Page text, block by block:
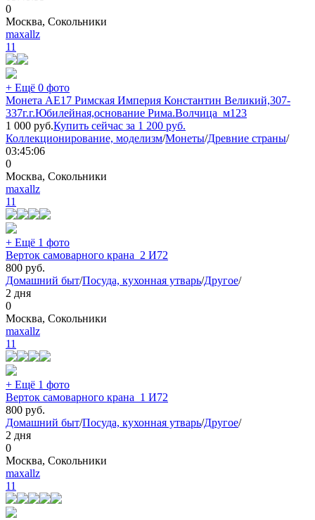
0
Москва, Сокольники
maxallz
11
+ Ещё 0 фото
Монета АЕ17 Римская Империя Константин Великий,307-
337г.г.Юбилейная,основание Рима.Волчица_м123
1 000 руб.Купить сейчас за 1 200 руб.
Коллекционирование, моделизм/Монеты/Древние страны/
03:45:06
0
Москва, Сокольники
maxallz
11
+ Ещё 1 фото
Верток самоварного крана_2 И72
800 руб.
Домашний быт/Посуда, кухонная утварь/Другое/
2 дня
0
Москва, Сокольники
maxallz
11
+ Ещё 1 фото
Верток самоварного крана_1 И72
800 руб.
Домашний быт/Посуда, кухонная утварь/Другое/
2 дня
0
Москва, Сокольники
maxallz
11